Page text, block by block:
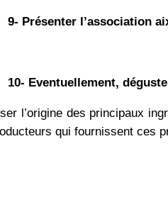
9- Présenter l’association
10- Eventuellement,
l’origine des principaux
qui fournissent ces